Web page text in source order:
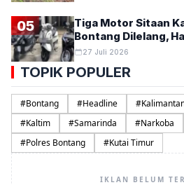
05
Tiga Motor Sitaan
Bontang Dilelang,
27 Juli 2026
TOPIK POPULER
#Bontang #Headline #
#Kaltim #Samarinda #Narkoba
#Polres Bontang #Kutai Timur
IKLAN BELUM